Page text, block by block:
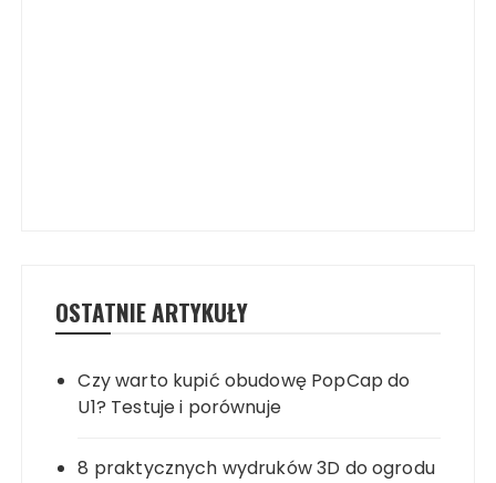
OSTATNIE ARTYKUŁY
Czy warto kupić obudowę PopCap do
U1? Testuje i porównuje
8 praktycznych wydruków 3D do ogrodu